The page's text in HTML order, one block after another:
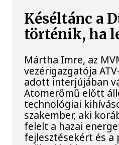
Késéltánc a
történik, ha
Mártha Imre, az
vezérigazgatója
adott interjújában
Atomerőmű előtt
technológiai
szakember, aki
felelt a hazai
fejlesztésekért és a